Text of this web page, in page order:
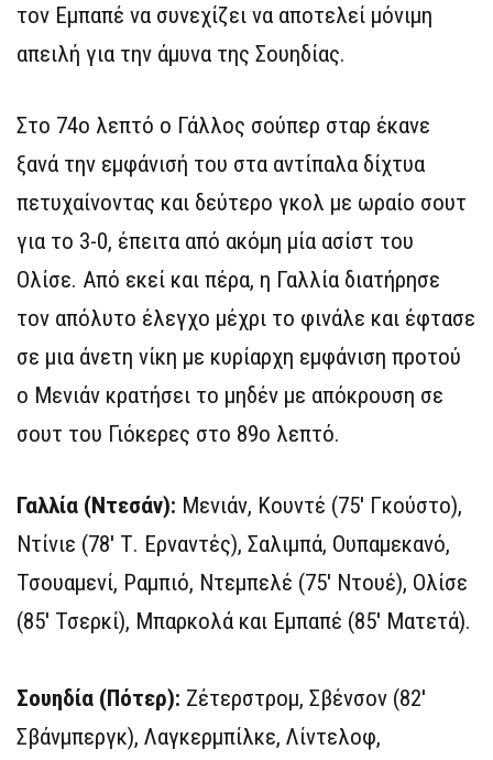
τον Εμπαπέ να συνεχίζει να αποτελεί μόνιμη
απειλή για την άμυνα της Σουηδίας.
Στο 74ο λεπτό ο Γάλλος σούπερ σταρ έκανε
ξανά την εμφάνισή του στα αντίπαλα δίχτυα
πετυχαίνοντας και δεύτερο γκολ με ωραίο σουτ
για το 3-0, έπειτα από ακόμη μία ασίστ του
Ολίσε. Από εκεί και πέρα, η Γαλλία διατήρησε
τον απόλυτο έλεγχο μέχρι το φινάλε και έφτασε
σε μια άνετη νίκη με κυρίαρχη εμφάνιση προτού
ο Μενιάν κρατήσει το μηδέν με απόκρουση σε
σουτ του Γιόκερες στο 89ο λεπτό.
Γαλλία (Ντεσάν): Μενιάν, Κουντέ (75′ Γκούστο),
Ντίνιε (78′ Τ. Ερναντές), Σαλιμπά, Ουπαμεκανό,
Τσουαμενί, Ραμπιό, Ντεμπελέ (75′ Ντουέ), Ολίσε
(85′ Τσερκί), Μπαρκολά και Εμπαπέ (85′ Ματετά).
Σουηδία (Πότερ): Ζέτερστρομ, Σβένσον (82′
Σβάνμπεργκ), Λαγκερμπίλκε, Λίντελοφ,